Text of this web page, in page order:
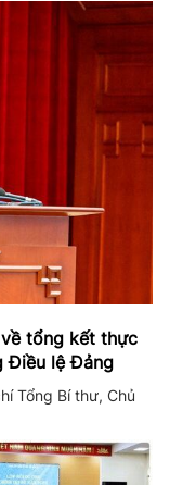
tổng kết thực
Điều lệ Đảng
Tổng Bí thư, Chủ